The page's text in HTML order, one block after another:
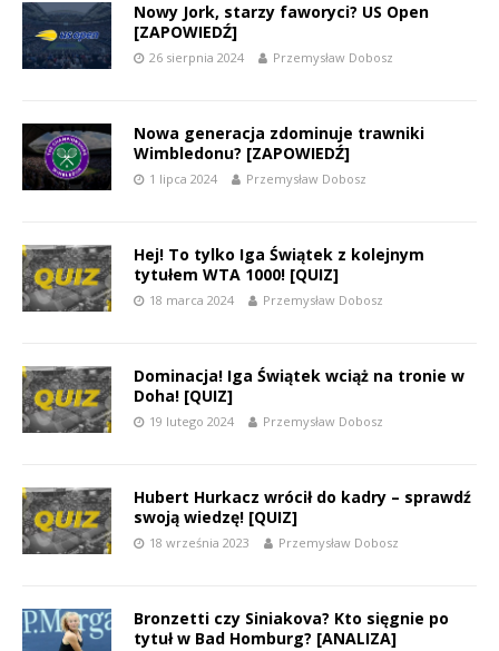
Nowy Jork, starzy faworyci? US Open
[ZAPOWIEDŹ]
26 sierpnia 2024 Przemysław Dobosz
Nowa generacja zdominuje trawniki
Wimbledonu? [ZAPOWIEDŹ]
1 lipca 2024 Przemysław Dobosz
Hej! To tylko Iga Świątek z kolejnym
tytułem WTA 1000! [QUIZ]
18 marca 2024 Przemysław Dobosz
Dominacja! Iga Świątek wciąż na tronie w
Doha! [QUIZ]
19 lutego 2024 Przemysław Dobosz
Hubert Hurkacz wrócił do kadry – sprawdź
swoją wiedzę! [QUIZ]
18 września 2023 Przemysław Dobosz
Bronzetti czy Siniakova? Kto sięgnie po
tytuł w Bad Homburg? [ANALIZA]